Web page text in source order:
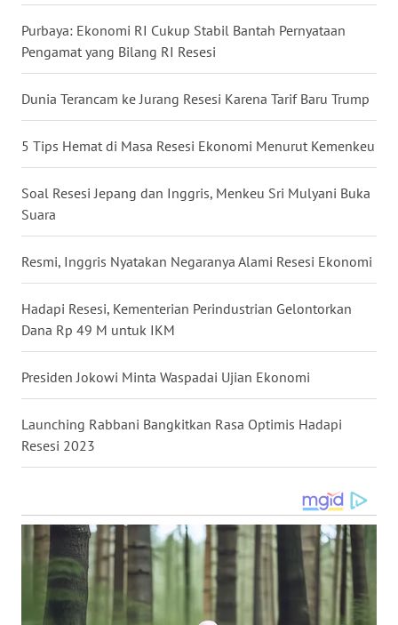
Purbaya: Ekonomi RI Cukup Stabil Bantah Pernyataan
Pengamat yang Bilang RI Resesi
Dunia Terancam ke Jurang Resesi Karena Tarif Baru Trump
5 Tips Hemat di Masa Resesi Ekonomi Menurut Kemenkeu
Soal Resesi Jepang dan Inggris, Menkeu Sri Mulyani Buka
Suara
Resmi, Inggris Nyatakan Negaranya Alami Resesi Ekonomi
Hadapi Resesi, Kementerian Perindustrian Gelontorkan
Dana Rp 49 M untuk IKM
Presiden Jokowi Minta Waspadai Ujian Ekonomi
Launching Rabbani Bangkitkan Rasa Optimis Hadapi
Resesi 2023
WN
SULTRA
WN
NTB
WN
SULTENG
SULBAR
WN
WN
SUMBAR
WN
SUMSEL
WN
LAMPUNG
WN
JATENG